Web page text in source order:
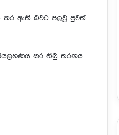
කර ඇති බවට පලවූ පුවත්
කර තිබු තරඟය